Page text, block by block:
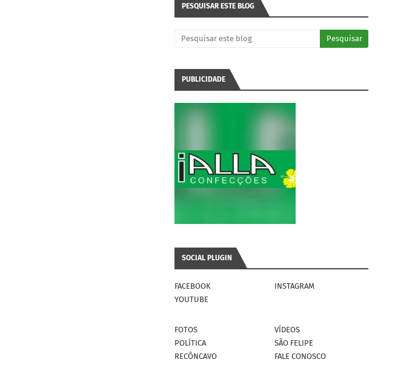
PESQUISAR ESTE BLOG
PUBLICIDADE
SOCIAL PLUGIN
FACEBOOK
INSTAGRAM
YOUTUBE
FOTOS
VÍDEOS
POLÍTICA
SÃO FELIPE
RECÔNCAVO
FALE CONOSCO